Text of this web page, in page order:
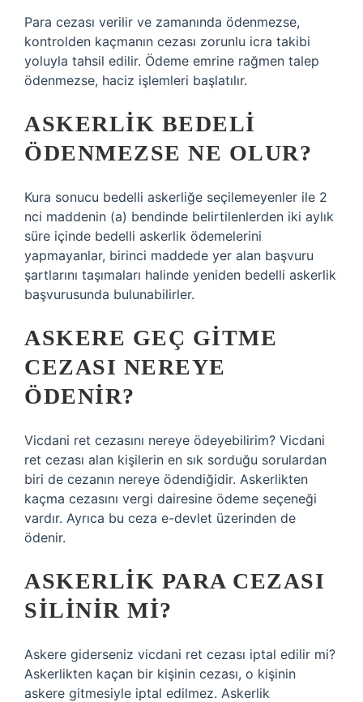
Para cezası verilir ve zamanında ödenmezse,
kontrolden kaçmanın cezası zorunlu icra takibi
yoluyla tahsil edilir. Ödeme emrine rağmen talep
ödenmezse, haciz işlemleri başlatılır.
ASKERLIK BEDELI
ÖDENMEZSE NE OLUR?
Kura sonucu bedelli askerliğe seçilemeyenler ile 2
nci maddenin (a) bendinde belirtilenlerden iki aylık
süre içinde bedelli askerlik ödemelerini
yapmayanlar, birinci maddede yer alan başvuru
şartlarını taşımaları halinde yeniden bedelli askerlik
başvurusunda bulunabilirler.
ASKERE GEÇ GITME
CEZASI NEREYE
ÖDENIR?
Vicdani ret cezasını nereye ödeyebilirim? Vicdani
ret cezası alan kişilerin en sık sorduğu sorulardan
biri de cezanın nereye ödendiğidir. Askerlikten
kaçma cezasını vergi dairesine ödeme seçeneği
vardır. Ayrıca bu ceza e-devlet üzerinden de
ödenir.
ASKERLIK PARA CEZASI
SILINIR MI?
Askere giderseniz vicdani ret cezası iptal edilir mi?
Askerlikten kaçan bir kişinin cezası, o kişinin
askere gitmesiyle iptal edilmez. Askerlik